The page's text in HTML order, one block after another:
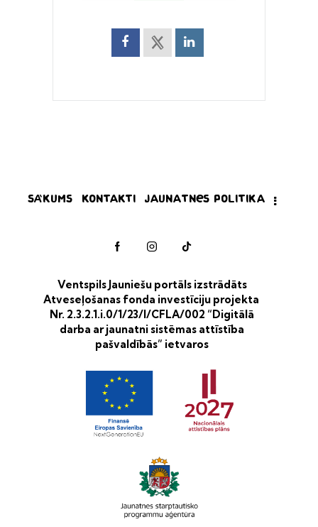
Sākums Kontakti Jaunatnes politika
Ventspils Jauniešu portāls izstrādāts
Atveseļošanas fonda investīciju projekta
Nr. 2.3.2.1.i.0/1/23/I/CFLA/002 “Digitālā
darba ar jaunatni sistēmas attīstība
pašvaldībās” ietvaros